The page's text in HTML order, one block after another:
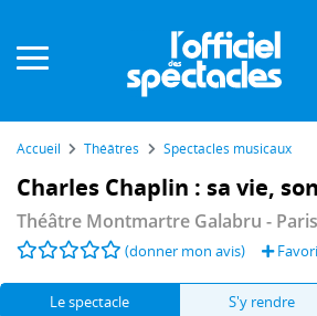
Accueil Théâtres Spectacles musicaux
Charles Chaplin : sa vie,
Théâtre Montmartre Galabru -
(donner mon avis)
Le spectacle S'y rendre